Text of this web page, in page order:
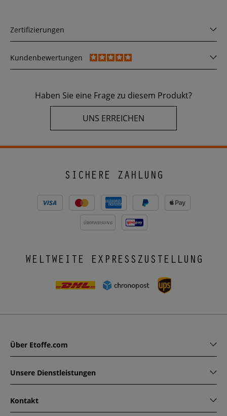
Zertifizierungen
Kundenbewertungen
Haben Sie eine Frage zu diesem Produkt?
UNS ERREICHEN
SICHERE ZAHLUNG
ÜBERWEISUNG
WELTWEITE EXPRESSZUSTELLUNG
Über Etoffe.com
Unsere Dienstleistungen
Kontakt